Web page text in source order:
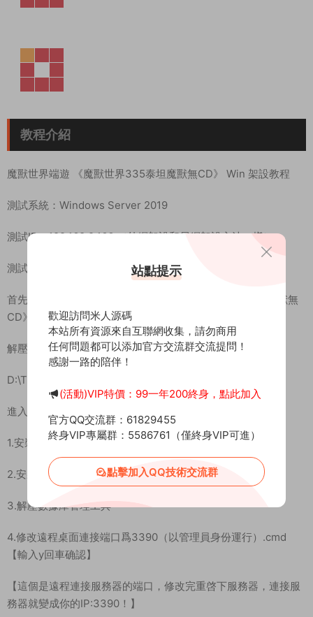
教程介紹
魔獸世界端遊 《魔獸世界335泰坦魔獸無CD》 Win 架設教程
測試系統：Windows Server 2019
測試IP：192.168.2.166 （外網架設和局網架設方法一樣）
測試客戶端：335World of Warcraft 巫妖王之怒
首先進入我們官網：MiR6.com 搜索《魔獸世界335泰坦魔獸無
CD》下載好服務端，我這裏已事先下載好了
解壓服務端到D盤根目錄：
D:\TTMSserver
站點提示
歡迎訪問米人源碼
本站所有資源來自互聯網收集，請勿商用
任何問題都可以添加官方交流群交流提問！
感謝一路的陪伴！
(活動)VIP特價：99一年200終身，點此加入
官方QQ交流群：61829455
終身VIP專屬群：5586761（僅終身VIP可進）
點擊加入QQ技術交流群